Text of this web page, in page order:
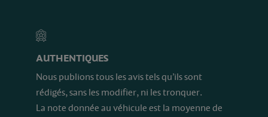
AUTHENTIQUES
Nous publions tous les avis tels qu’ils sont
rédigés, sans les modifier, ni les tronquer.
La note donnée au véhicule est la moyenne de